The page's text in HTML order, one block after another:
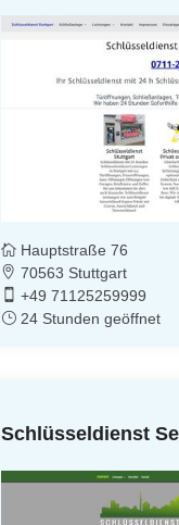
Hauptstraße 76
70563 Stuttgart
+49 71125259999
24 Stunden geöffnet
Schlüsseldienst